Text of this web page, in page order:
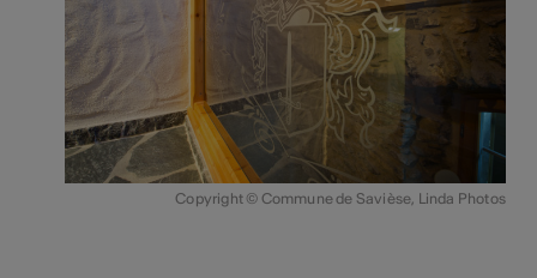
Copyright © Commune de Savièse, Linda Photos